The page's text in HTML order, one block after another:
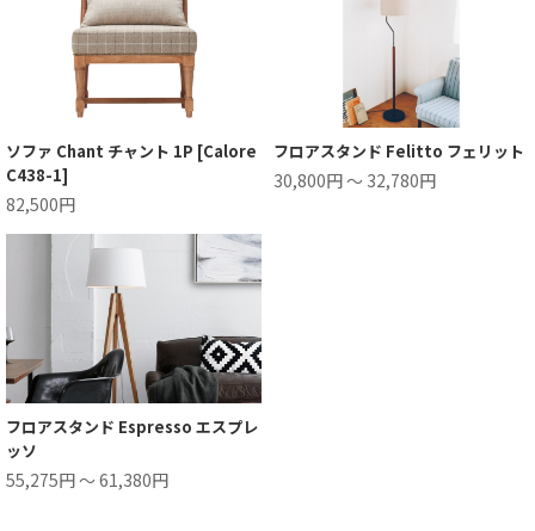
ソファ Chant チャント 1P [Calore
C438-1]
82,500円
フロアスタンド Felitto フェリット
30,800円 ～ 32,780円
フロアスタンド Espresso エスプレ
ッソ
55,275円 ～ 61,380円